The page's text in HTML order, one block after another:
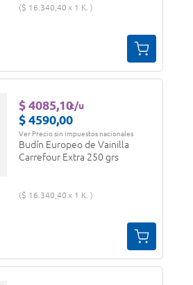
$ 16 340 ,40 1 K.
$ 4085,10c/u
$ 4590,00
Ver Precio sin impuestos nacionales
Budín Europeo de Vainilla
Carrefour Extra 250 grs
$ 16 340 ,40 1 K.